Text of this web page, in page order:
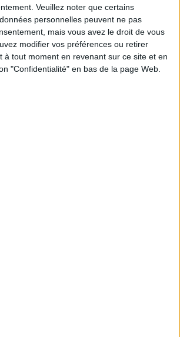
Veuillez noter que certains
personnelles peuvent ne pas
mais vous avez le droit de vous
modifier vos préférences ou retirer
à tout moment en revenant sur ce site et en
"Confidentialité" en bas de la page Web.
la viande par des féculents ?
diététique du 05/08/2026